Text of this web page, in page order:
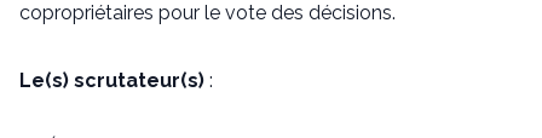
copropriétaires pour le vote des décisions.
Le(s) scrutateur(s) :